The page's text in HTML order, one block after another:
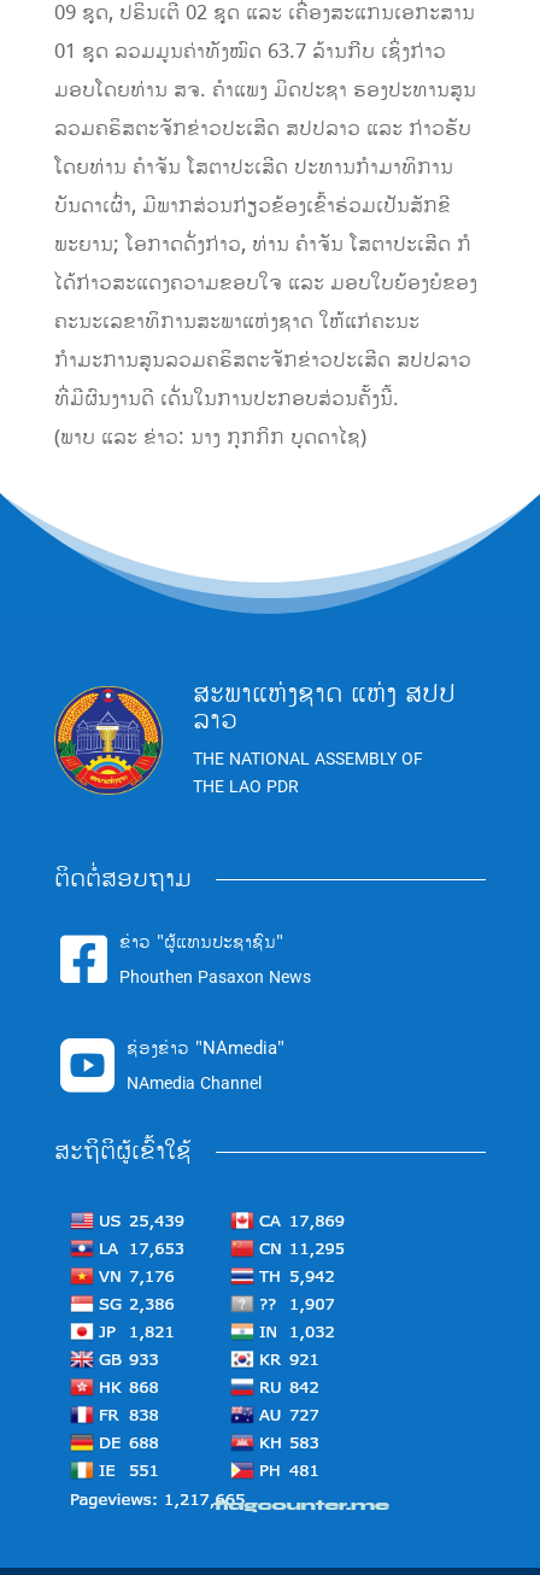
09 ຊຸດ, ປຣິນເຕີ 02 ຊຸດ ແລະ ເຄື່ອງສະແກນເອກະສານ
01 ຊຸດ ລວມມູນຄ່າທັງໝົດ 63.7 ລ້ານກີບ ເຊິ່ງກ່າວ
ມອບໂດຍທ່ານ ສຈ. ຄຳແພງ ມິດປະຊາ ຮອງປະທານສູນ
ລວມຄຣິສຕະຈັກຂ່າວປະເສີດ ສປປລາວ ແລະ ກ່າວຮັບ
ໂດຍທ່ານ ຄຳຈັນ ໂສຕາປະເສີດ ປະທານກຳມາທິການ
ບັນດາເຜົ່າ, ມີພາກສ່ວນກ່ຽວຂ້ອງເຂົ້າຮ່ວມເປັນສັກຂີ
ພະຍານ; ໂອກາດດັ່ງກ່າວ, ທ່ານ ຄຳຈັນ ໂສຕາປະເສີດ ກໍ
ໄດ້ກ່າວສະແດງຄວາມຂອບໃຈ ແລະ ມອບໃບຍ້ອງຍໍຂອງ
ຄະນະເລຂາທິການສະພາແຫ່ງຊາດ ໃຫ້ແກ່ຄະນະ
ກຳມະການສູນລວມຄຣິສຕະຈັກຂ່າວປະເສີດ ສປປລາວ
ທີ່ມີຜົນງານດີ ເດັ່ນໃນການປະກອບສ່ວນຄັ້ງນີ້.
(ພາບ ແລະ ຂ່າວ: ນາງ ກຸກກິກ ບຸດດາໄຊ)
ສະພາແຫ່ງຊາດ ແຫ່ງ ສປປ
ລາວ
THE NATIONAL ASSEMBLY OF
THE LAO PDR
ຕິດຕໍ່ສອບຖາມ
 ຂ່າວ "ຜູ້ແທນປະຊາຊົນ"
Phouthen Pasaxon News
 ຊ່ອງຂ່າວ "NAmedia"
NAmedia Channel
ສະຖິຕິຜູ້ເຂົ້າໃຊ້